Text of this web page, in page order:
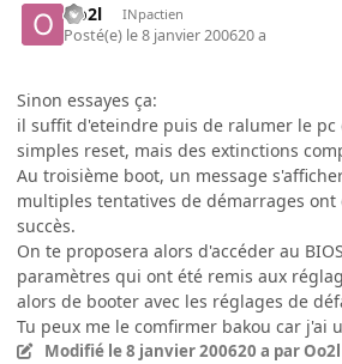
Oo2l INpactien
Posté(e) le 8 janvier 200620 a
Sinon essayes ça:
il suffit d'eteindre puis de ralumer le pc
simples reset, mais des extinctions
Au troisième boot, un message
multiples tentatives de démarrages ont
succès.
On te proposera alors d'accéder au
paramètres qui ont été remis aux
alors de booter avec les réglages de
Tu peux me le comfirmer bakou car j'ai
Modifié le 8 janvier 200620 a par Oo2l